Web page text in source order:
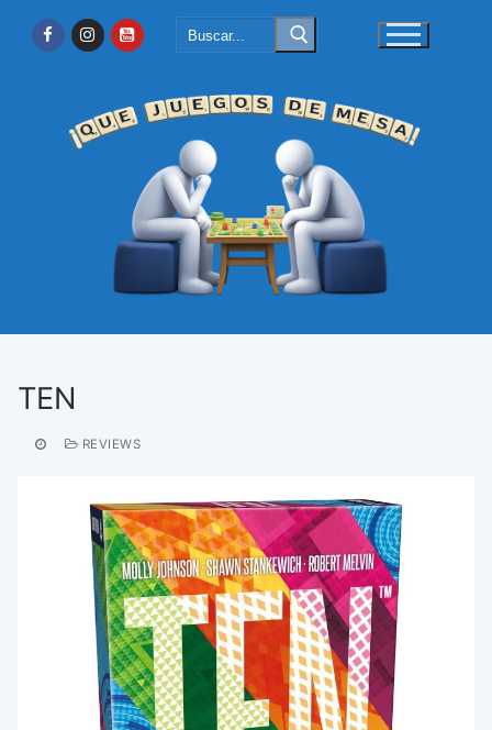
Buscar:
TEN
REVIEWS